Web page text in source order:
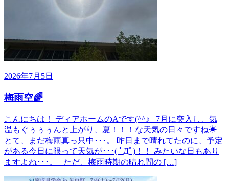
2026年7月5日
梅雨空🌈
こんにちは！ ディアホームのAです(^^♪ 7月に突入し、気
温もぐぅぅぅんと上がり、夏！！！な天気の日々ですね☀
とて、まだ梅雨真っ只中･･･。 昨日まで晴れてたのに、予定
がある今日に限って天気が･･･( ﾟДﾟ)！！ みたいな日もあり
ますよね･･･。 ただ、梅雨時期の晴れ間の […]